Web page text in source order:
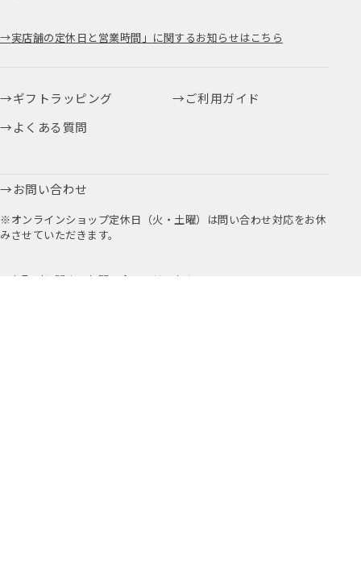
実店舗の定休日と営業時間」に関するお知らせはこちら
ギフトラッピング
ご利用ガイド
よくある質問
お問い合わせ
※オンラインショップ定休日（火・土曜）は問い合わせ対応をお休
みさせていただきます。
お取引に関するお問い合わせはこちら